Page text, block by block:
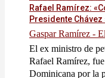
Rafael Ramírez:
Presidente
Gaspar Ramírez -
El ex ministro de
Rafael Ramírez,
Dominicana por la